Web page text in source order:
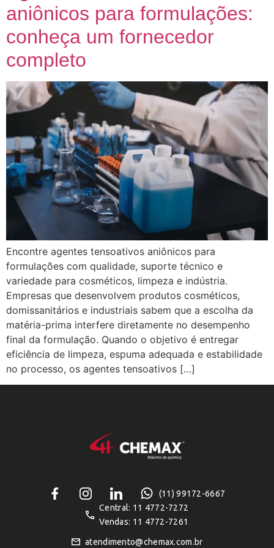
aniônicos para formulações:
conheça um fornecedor
completo
Encontre agentes tensoativos aniônicos para
formulações com qualidade, suporte técnico e
variedade para cosméticos, limpeza e indústria.
Empresas que desenvolvem produtos cosméticos,
domissanitários e industriais sabem que a escolha da
matéria-prima interfere diretamente no desempenho
final da formulação. Quando o objetivo é entregar
eficiência de limpeza, espuma adequada e estabilidade
no processo, os agentes tensoativos […]
(11) 99172-6667
Central: 11 4772-7272
Vendas: 11 4772-7261
atendimento@chemax.com.br